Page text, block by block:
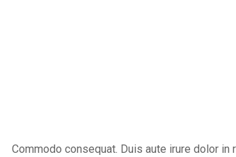
Commodo consequat. Duis aute irure dolor